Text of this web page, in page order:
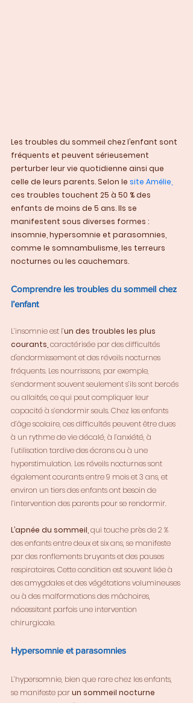
Les troubles du sommeil chez l’enfant sont
fréquents et peuvent sérieusement
perturber leur vie quotidienne ainsi que
celle de leurs parents. Selon le site Amélie
ces troubles touchent 25 à 50 % des
enfants de moins de 5 ans. Ils se
manifestent sous diverses formes :
insomnie, hypersomnie et parasomnies,
comme le somnambulisme, les terreurs
nocturnes ou les cauchemars.
Comprendre les troubles du sommeil chez
l’enfant
L’insomnie est l’un des troubles les plus
courants, caractérisée par des difficultés
d'endormissement et des réveils nocturnes
fréquents. Les nourrissons, par exemple,
s’endorment souvent seulement s’ils sont bercés
ou allaités, ce qui peut compliquer leur
capacité à s’endormir seuls. Chez les enfants
d’âge scolaire, ces difficultés peuvent être dues
à un rythme de vie décalé, à l’anxiété, à
l’utilisation tardive des écrans ou à une
hyperstimulation. Les réveils nocturnes sont
également courants entre 9 mois et 3 ans, et
environ un tiers des enfants ont besoin de
l’intervention des parents pour se rendormir.
L’apnée du sommeil, qui touche près de 2 %
des enfants entre deux et six ans, se manifeste
par des ronflements bruyants et des pauses
respiratoires. Cette condition est souvent liée à
des amygdales et des végétations volumineuses
ou à des malformations des mâchoires,
nécessitant parfois une intervention
chirurgicale.
Hypersomnie et parasomnies
L’hypersomnie, bien que rare chez les enfants,
se manifeste par un sommeil nocturne